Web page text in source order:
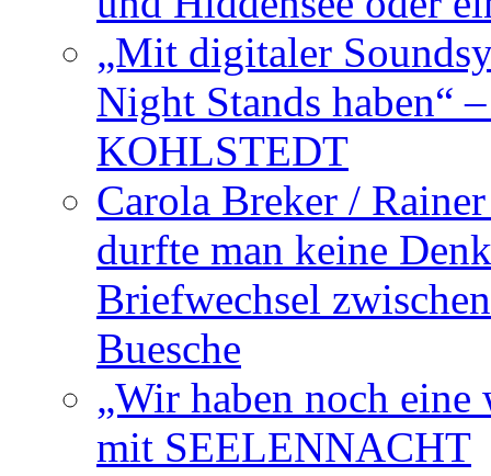
„Mit digitaler
Night Stands haben“
KOHLSTEDT
Carola Breker /
durfte man keine
Briefwechsel
Buesche
„Wir haben noch
mit SEELENNACHT